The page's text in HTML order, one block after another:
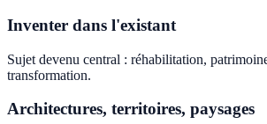
Inventer dans l'existant
Sujet devenu central : réhabilitation,
transformation.
Architectures, territoires, paysages